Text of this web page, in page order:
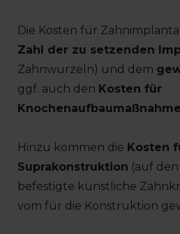
Die Kosten für
Zahl der zu setzenden
Zahnwurzeln) und dem
ggf. auch den Kosten für
Hinzu kommen die Kosten
Suprakonstruktion (auf
befestigte künstliche
vom für die Konstruktion